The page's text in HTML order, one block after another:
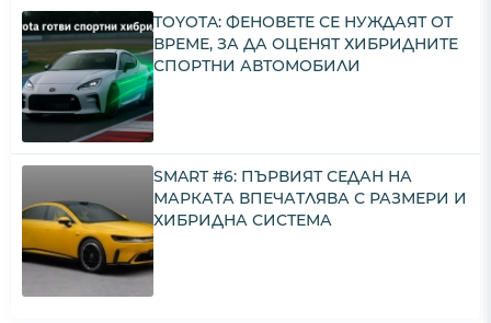
TOYOTA: ФЕНОВЕТЕ СЕ НУЖДАЯТ ОТ
ВРЕМЕ, ЗА ДА ОЦЕНЯТ ХИБРИДНИТЕ
СПОРТНИ АВТОМОБИЛИ
SMART #6: ПЪРВИЯТ СЕДАН НА
МАРКАТА ВПЕЧАТЛЯВА С РАЗМЕРИ И
ХИБРИДНА СИСТЕМА